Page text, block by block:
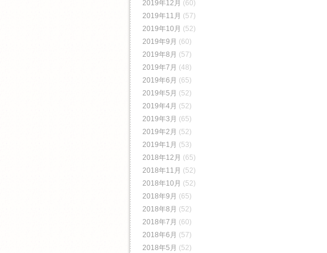
2019年12月 (60)
2019年11月 (57)
2019年10月 (52)
2019年9月 (60)
2019年8月 (57)
2019年7月 (48)
2019年6月 (65)
2019年5月 (52)
2019年4月 (52)
2019年3月 (65)
2019年2月 (52)
2019年1月 (53)
2018年12月 (65)
2018年11月 (52)
2018年10月 (52)
2018年9月 (65)
2018年8月 (52)
2018年7月 (60)
2018年6月 (57)
2018年5月 (52)